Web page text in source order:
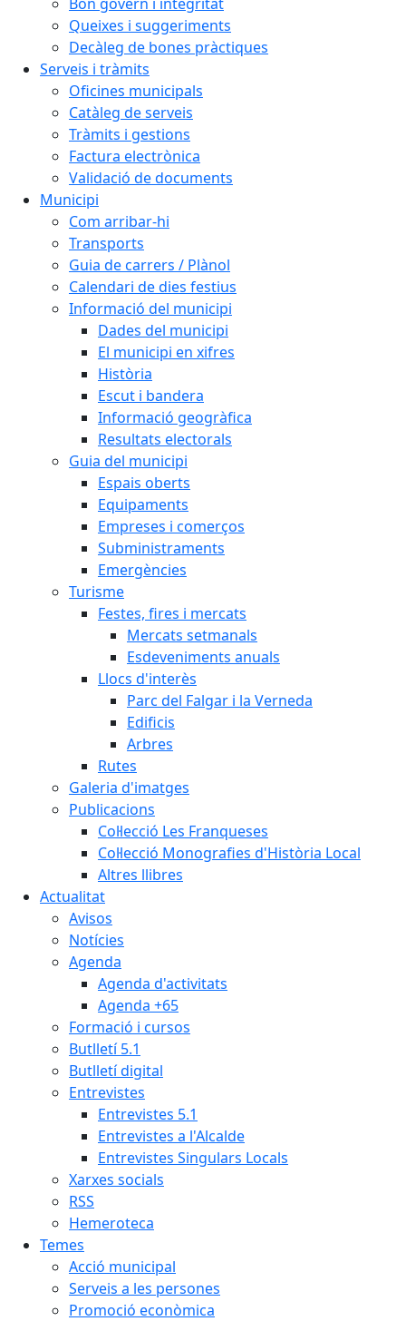
Queixes i suggeriments
Decàleg de bones pràctiques
Serveis i tràmits
Oficines municipals
Catàleg de serveis
Tràmits i gestions
Factura electrònica
Validació de documents
Municipi
Com arribar-hi
Transports
Guia de carrers / Plànol
Calendari de dies festius
Informació del municipi
Dades del municipi
El municipi en xifres
Història
Escut i bandera
Informació geogràfica
Resultats electorals
Guia del municipi
Espais oberts
Equipaments
Empreses i comerços
Subministraments
Emergències
Turisme
Festes, fires i mercats
Mercats setmanals
Esdeveniments anuals
Llocs d'interès
Parc del Falgar i la Verneda
Edificis
Arbres
Rutes
Galeria d'imatges
Publicacions
Col·lecció Les Franqueses
Col·lecció Monografies d'Història Local
Altres llibres
Actualitat
Avisos
Notícies
Agenda
Agenda d'activitats
Agenda +65
Formació i cursos
Butlletí 5.1
Butlletí digital
Entrevistes
Entrevistes 5.1
Entrevistes a l'Alcalde
Entrevistes Singulars Locals
Xarxes socials
RSS
Hemeroteca
Temes
Acció municipal
Serveis a les persones
Promoció econòmica